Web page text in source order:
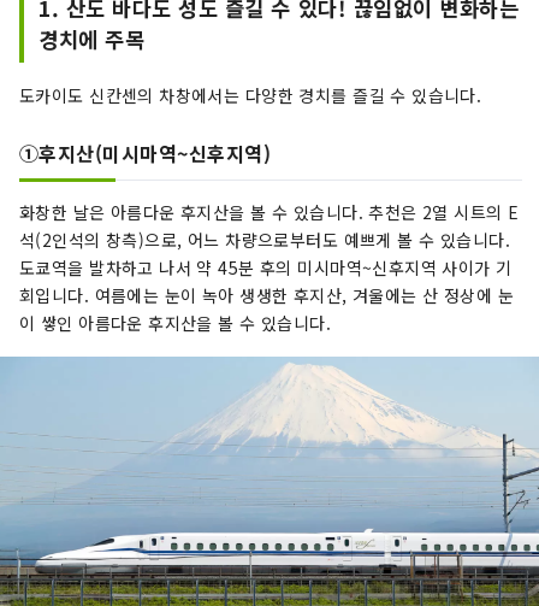
1. 산도 바다도 성도 즐길 수 있다! 끊임없이 변화하는
경치에 주목
도카이도 신칸센의 차창에서는 다양한 경치를 즐길 수 있습니다.
①후지산(미시마역~신후지역)
화창한 날은 아름다운 후지산을 볼 수 있습니다. 추천은 2열 시트의 E
석(2인석의 창측)으로, 어느 차량으로부터도 예쁘게 볼 수 있습니다.
도쿄역을 발차하고 나서 약 45분 후의 미시마역~신후지역 사이가 기
회입니다. 여름에는 눈이 녹아 생생한 후지산, 겨울에는 산 정상에 눈
이 쌓인 아름다운 후지산을 볼 수 있습니다.